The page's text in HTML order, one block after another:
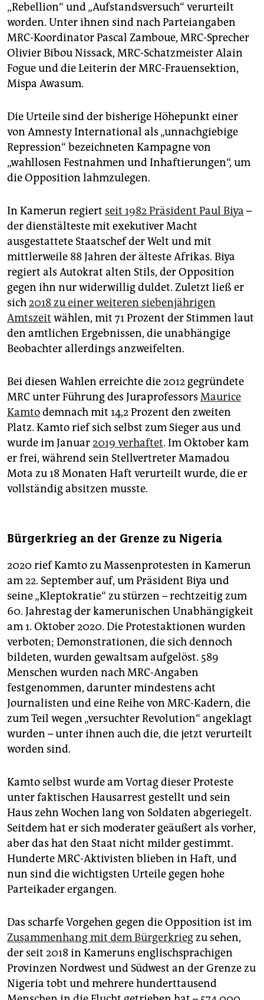
„Rebellion“ und „Aufstandsversuch“ verurteilt
worden. Unter ihnen sind nach Parteiangaben
MRC-Koordinator Pascal Zamboue, MRC-Sprecher
Olivier Bibou Nissack, MRC-Schatzmeister Alain
Fogue und die Leiterin der MRC-Frauensektion,
Mispa Awasum.
Die Urteile sind der bisherige Höhepunkt einer
von Amnesty International als „unnachgiebige
Repression“ bezeichneten Kampagne von
„wahllosen Festnahmen und Inhaftierungen“, um
die Opposition lahmzulegen.
In Kamerun regiert seit 1982 Präsident Paul Biya –
der dienstälteste mit exekutiver Macht
ausgestattete Staatschef der Welt und mit
mittlerweile 88 Jahren der älteste Afrikas. Biya
regiert als Autokrat alten Stils, der Opposition
gegen ihn nur widerwillig duldet. Zuletzt ließ er
sich2018 zu einer weiteren siebenjährigen
Amtszeit wählen, mit 71 Prozent der Stimmen laut
den amtlichen Ergebnissen, die unabhängige
Beobachter allerdings anzweifelten.
Bei diesen Wahlen erreichte die 2012 gegründete
MRC unter Führung des Juraprofessors Maurice
Kamtodemnach mit 14,2 Prozent den zweiten
Platz. Kamto rief sich selbst zum Sieger aus und
wurde im Januar2019 verhaftet. Im Oktober kam
er frei, während sein Stellvertreter Mamadou
Mota zu 18 Monaten Haft verurteilt wurde, die er
vollständig absitzen musste.
Bürgerkrieg an der Grenze zu Nigeria
2020 rief Kamto zu Massenprotesten in Kamerun
am 22. September auf, um Präsident Biya und
seine „Kleptokratie“ zu stürzen – rechtzeitig zum
60. Jahrestag der kamerunischen Unabhängigkeit
am 1. Oktober 2020. Die Protestaktionen wurden
verboten; Demonstrationen, die sich dennoch
bildeten, wurden gewaltsam aufgelöst. 589
Menschen wurden nach MRC-Angaben
festgenommen, darunter mindestens acht
Journalisten und eine Reihe von MRC-Kadern, die
zum Teil wegen „versuchter Revolution“ angeklagt
wurden – unter ihnen auch die, die jetzt verurteilt
worden sind.
Kamto selbst wurde am Vortag dieser Proteste
unter faktischen Hausarrest gestellt und sein
Haus zehn Wochen lang von Soldaten abgeriegelt.
Seitdem hat er sich moderater geäußert als vorher,
aber das hat den Staat nicht milder gestimmt.
Hunderte MRC-Aktivisten blieben in Haft, und
nun sind die wichtigsten Urteile gegen hohe
Parteikader ergangen.
Das scharfe Vorgehen gegen die Opposition ist im
Zusammenhang mit dem Bürgerkriegzu sehen,
der seit 2018 in Kame­runs englischsprachigen
Provinzen Nordwest und Südwest an der Grenze zu
Nigeria tobt und mehrere hunderttausend